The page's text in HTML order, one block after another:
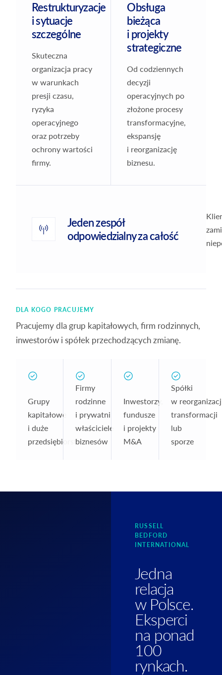
Restrukturyzacje
i sytuacje
szczególne
Skuteczna
organizacja pracy
w warunkach
presji czasu,
ryzyka
operacyjnego
oraz potrzeby
ochrony wartości
firmy.
Obsługa
bieżąca
i projekty
strategiczne
Od codziennych
decyzji
operacyjnych po
złożone procesy
transformacyjne,
ekspansję
i reorganizację
biznesu.
Jeden zespół
odpowiedzialny za całość
DLA KOGO PRACUJEMY
Pracujemy dla grup kapitałowych, firm rodzinnych,
inwestorów i spółek przechodzących zmianę.
Grupy
kapitałowe
i duże
przedsiębiorstwa
Firmy
rodzinne
i prywatni
właściciele
biznesów
Inwestorzy,
fundusze
i projekty
M&A
Spółki
w
transformacji
lub
sporze
RUSSELL
BEDFORD
INTERNATIONAL
Jedna
relacja
w Polsce.
Eksperci
na ponad
100
rynkach.